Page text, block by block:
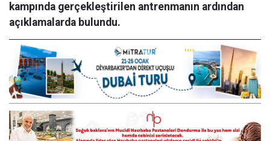
kampında gerçekleştirilen antrenmanın ardından
açıklamalarda bulundu.